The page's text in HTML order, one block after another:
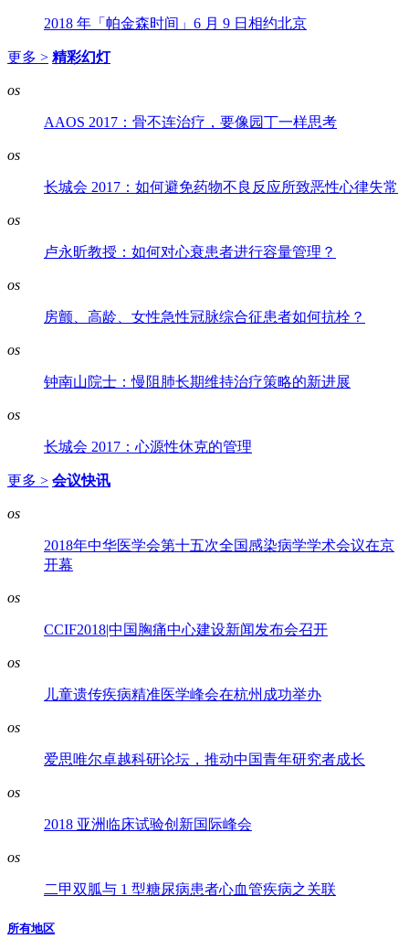
2018 年「帕金森时间」6 月 9 日相约北京
更多 > 精彩幻灯
os
AAOS 2017：骨不连治疗，要像园丁一样思考
os
长城会 2017：如何避免药物不良反应所致恶性心律失常
os
卢永昕教授：如何对心衰患者进行容量管理？
os
房颤、高龄、女性急性冠脉综合征患者如何抗栓？
os
钟南山院士：慢阻肺长期维持治疗策略的新进展
os
长城会 2017：心源性休克的管理
更多 > 会议快讯
os
2018年中华医学会第十五次全国感染病学学术会议在京
开幕
os
CCIF2018|中国胸痛中心建设新闻发布会召开
os
儿童遗传疾病精准医学峰会在杭州成功举办
os
爱思唯尔卓越科研论坛，推动中国青年研究者成长
os
2018 亚洲临床试验创新国际峰会
os
二甲双胍与 1 型糖尿病患者心血管疾病之关联
所有地区